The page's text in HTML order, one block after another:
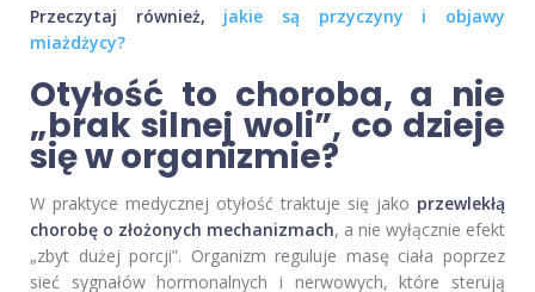
Przeczytaj również, jakie są przyczyny i objawy
miażdżycy?
Otyłość to choroba, a nie
„brak silnej woli”, co dzieje
się w organizmie?
W praktyce medycznej otyłość traktuje się jako przewlekłą
chorobę o złożonych mechanizmach, a nie wyłącznie efekt
„zbyt dużej porcji”. Organizm reguluje masę ciała poprzez
sieć sygnałów hormonalnych i nerwowych, które sterują